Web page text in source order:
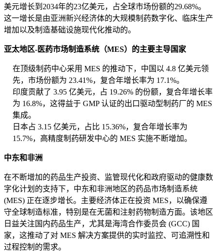
美元增长到2034年的23亿美元，占全球市场份额的29.68%。
这一增长是由亚洲新兴经济体的大规模制药数字化、临床生产
增加以及制造基础设施现代化推动的。
亚太地区-医药市场制造系统（MES）的主要主导国家
在顶级制药中心采用 MES 的推动下，中国以 4.8 亿美元领
先，市场份额为 23.41%，复合年增长率为 17.1%。
印度贡献了 3.95 亿美元，占 19.26% 的份额，复合年增长率
为 16.8%，这得益于 GMP 认证的出口驱动型制药厂的 MES
集成。
日本占 3.15 亿美元，占比 15.36%，复合年增长率为
15.7%，高精度制药研发中心的 MES 实施不断增加。
中东和非洲
在不断增加的药品生产投资、监管现代化和政府驱动的健康数
字化计划的支持下，中东和非洲地区的药品市场制造系统
(MES) 正在逐步增长。主要经济体正在投资 MES，以确保遵
守全球制造标准，特别是在无菌和注射药物制造方面。该地区
日益关注国内药品生产，尤其是海湾合作委员会 (GCC) 国
家，这推动了对 MES 解决方案提供的实时监控、可追溯性和
过程控制的需求。